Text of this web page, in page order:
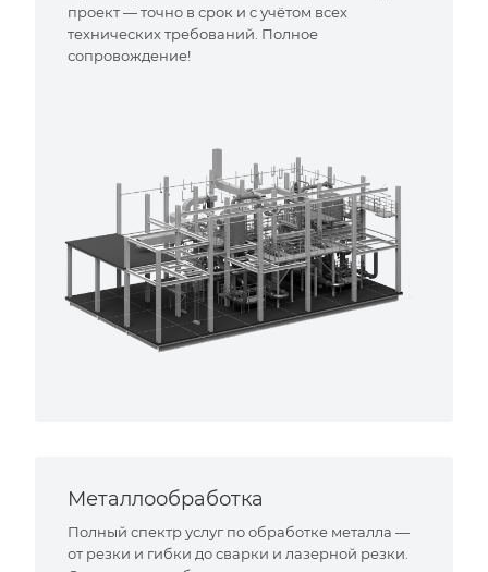
проект — точно в срок и с учётом всех
технических требований. Полное
сопровождение!
Металлообработка
Полный спектр услуг по обработке металла —
от резки и гибки до сварки и лазерной резки.